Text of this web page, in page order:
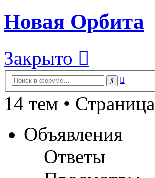
Новая Орбита
Закрыто
Поиск
14 тем • Страница
Объявления
Ответы